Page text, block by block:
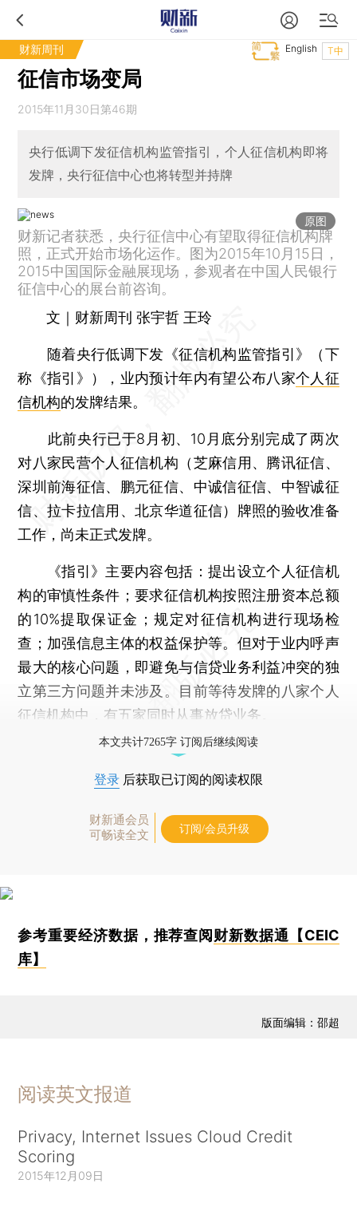
财新周刊 T中
English
征信市场变局
2015年11月30日第46期
央行低调下发征信机构监管指引，个人征信机构即将
发牌，央行征信中心也将转型并持牌
原图
财新记者获悉，央行征信中心有望取得征信机构牌
照，正式开始市场化运作。图为2015年10月15日，
2015中国国际金融展现场，参观者在中国人民银行
征信中心的展台前咨询。
文｜财新周刊 张宇哲 王玲
随着央行低调下发《征信机构监管指引》（下
称《指引》），业内预计年内有望公布八家个人征
信机构的发牌结果。
此前央行已于8月初、10月底分别完成了两次
对八家民营个人征信机构（芝麻信用、腾讯征信、
深圳前海征信、鹏元征信、中诚信征信、中智诚征
信、拉卡拉信用、北京华道征信）牌照的验收准备
工作，尚未正式发牌。
《指引》主要内容包括：提出设立个人征信机
构的审慎性条件；要求征信机构按照注册资本总额
的10%提取保证金；规定对征信机构进行现场检
查；加强信息主体的权益保护等。但对于业内呼声
最大的核心问题，即避免与信贷业务利益冲突的独
立第三方问题并未涉及。目前等待发牌的八家个人
征信机构中，有五家同时从事放贷业务。
本文共计7265字 订阅后继续阅读
登录 后获取已订阅的阅读权限
财新通会员
可畅读全文
订阅/会员升级
参考重要经济数据，推荐查阅 财新数据通【CEIC
库】
版面编辑：邵超
阅读英文报道
Privacy, Internet Issues Cloud Credit
Scoring
2015年12月09日